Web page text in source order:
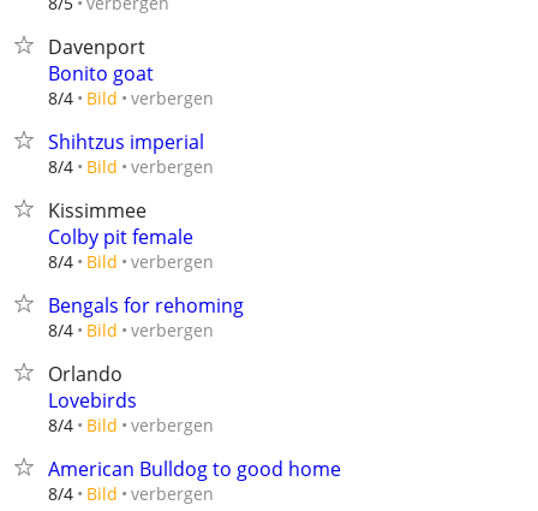
Davenport
Bonito goat
8/4 Bild verbergen
Shihtzus imperial
8/4 Bild verbergen
Kissimmee
Colby pit female
8/4 Bild verbergen
Bengals for rehoming
8/4 Bild verbergen
Orlando
Lovebirds
8/4 Bild verbergen
American Bulldog to good home
8/4 Bild verbergen